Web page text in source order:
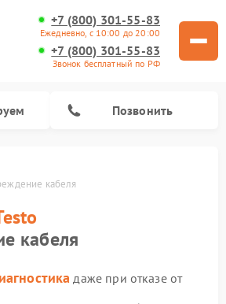
+7 (800) 301-55-83
Ежедневно, с 10:00 до 20:00
+7 (800) 301-55-83
Звонок бесплатный по РФ
Позвонить
кабеля
кабеля
даже при отказе от